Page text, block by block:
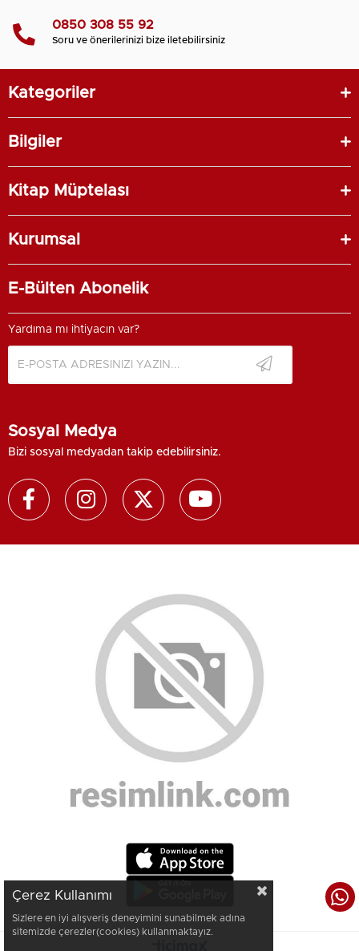
0850 308 55 92
Soru ve önerilerinizi bize iletebilirsiniz
Kategoriler
Bilgiler
Kitap Müptelası
Kurumsal
E-Bülten Abonelik
Yardıma mı ihtiyacın var?
Sosyal Medya
Bizi sosyal medyadan takip edebilirsiniz.
Çerez Kullanımı
Sizlere en iyi alışveriş deneyimini sunabilmek adına
sitemizde çerezler(cookies) kullanmaktayız.